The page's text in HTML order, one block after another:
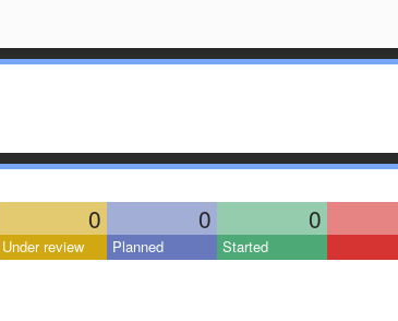
0 0 0
Under review Planned Started